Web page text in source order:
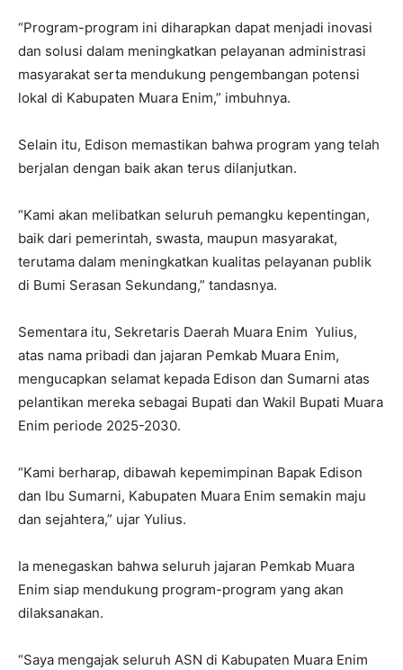
“Program-program ini diharapkan dapat menjadi inovasi
dan solusi dalam meningkatkan pelayanan administrasi
masyarakat serta mendukung pengembangan potensi
lokal di Kabupaten Muara Enim,” imbuhnya.
Selain itu, Edison memastikan bahwa program yang telah
berjalan dengan baik akan terus dilanjutkan.
“Kami akan melibatkan seluruh pemangku kepentingan,
baik dari pemerintah, swasta, maupun masyarakat,
terutama dalam meningkatkan kualitas pelayanan publik
di Bumi Serasan Sekundang,” tandasnya.
Sementara itu, Sekretaris Daerah Muara Enim Yulius,
atas nama pribadi dan jajaran Pemkab Muara Enim,
mengucapkan selamat kepada Edison dan Sumarni atas
pelantikan mereka sebagai Bupati dan Wakil Bupati Muara
Enim periode 2025-2030.
“Kami berharap, dibawah kepemimpinan Bapak Edison
dan Ibu Sumarni, Kabupaten Muara Enim semakin maju
dan sejahtera,” ujar Yulius.
Ia menegaskan bahwa seluruh jajaran Pemkab Muara
Enim siap mendukung program-program yang akan
dilaksanakan.
“Saya mengajak seluruh ASN di Kabupaten Muara Enim